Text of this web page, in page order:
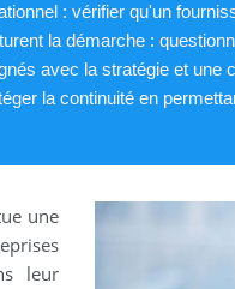
: vérifier qu'un
la démarche :
avec la stratégie et
la continuité en
une
leur